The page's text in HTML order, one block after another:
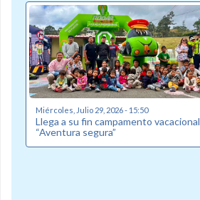
Miércoles, Julio 29, 2026 - 15:50
Llega a su fin campamento vacacional
“Aventura segura”